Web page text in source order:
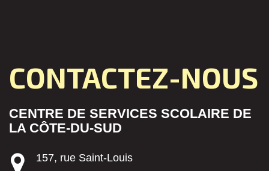
CONTACTEZ-NOUS
CENTRE DE SERVICES SCOLAIRE DE
LA CÔTE-DU-SUD
157, rue Saint-Louis